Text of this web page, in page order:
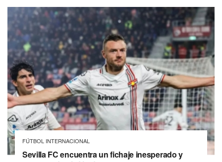
FÚTBOL INTERNACIONAL
Sevilla FC encuentra un fichaje inesperado y